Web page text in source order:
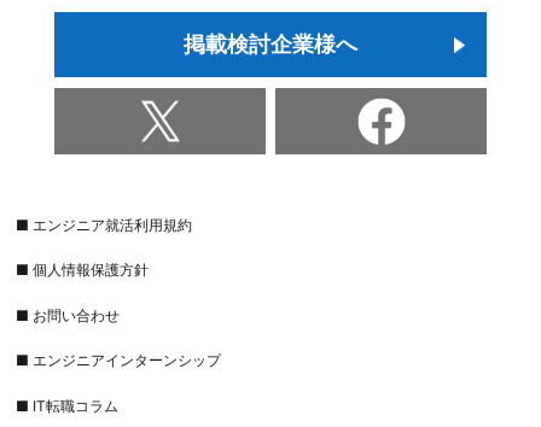
掲載検討企業様へ
■ エンジニア就活利用規約
■ 個人情報保護方針
■ お問い合わせ
■ エンジニアインターンシップ
■ IT転職コラム